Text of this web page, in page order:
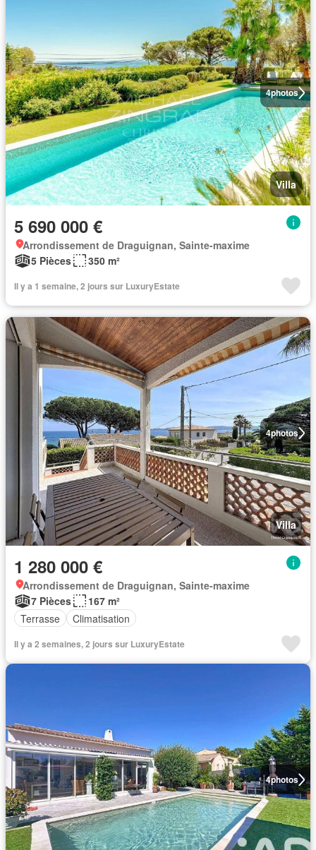
4photos
Villa
5 690 000 €
Arrondissement de Draguignan, Sainte-maxime
5 Pièces
350 m²
Il y a 1 semaine, 2 jours sur LuxuryEstate
4photos
Villa
1 280 000 €
Arrondissement de Draguignan, Sainte-maxime
7 Pièces
167 m²
Terrasse
Climatisation
Il y a 2 semaines, 2 jours sur LuxuryEstate
4photos